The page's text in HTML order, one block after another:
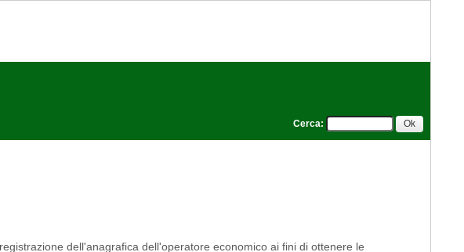
Cerca:
dell'anagrafica dell'operatore economico ai fini di ottenere le